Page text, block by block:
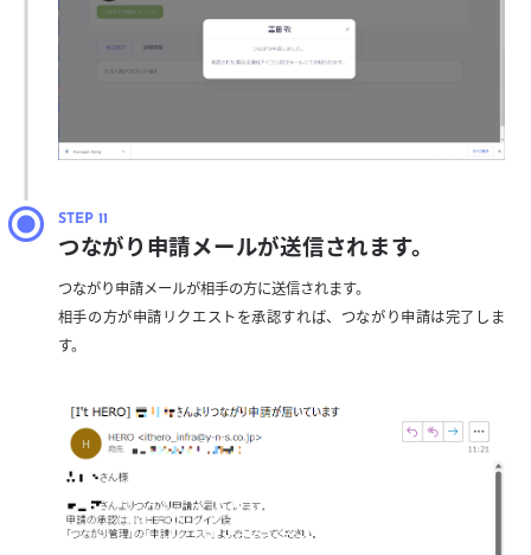
つながり申請メールが送信されます。
つながり申請メールが相手の方に送信されます。
相手の方が申請リクエストを承認すれば、つながり申請は完了しま
す。